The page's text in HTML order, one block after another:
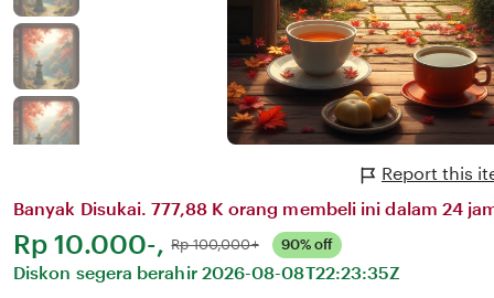
Report this
Banyak Disukai. 777,88 K orang membeli ini dalam 24
Harga:
Rp 10.000-, Normal:
Rp 100,000+ 90% off
Diskon segera berahir 2026-08-08T22:23:35Z